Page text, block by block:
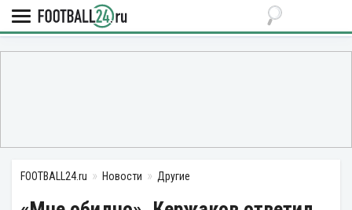
FOOTBALL24.ru Новости Другие